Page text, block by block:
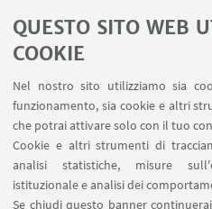
QUESTO SITO WEB
COOKIE
Nel nostro sito utilizziamo sia
funzionamento, sia cookie e altri
che potrai attivare solo con il tuo
Cookie e altri strumenti di
analisi statistiche, misure
istituzionale e analisi dei
Se chiudi questo banner
Area riservata
SEGUI IL